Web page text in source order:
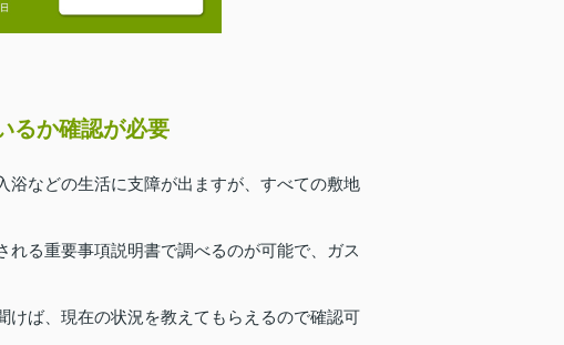
るか確認が必要
などの生活に支障が出ますが、すべての敷地
る重要事項説明書で調べるのが可能で、ガス
けば、現在の状況を教えてもらえるので確認可